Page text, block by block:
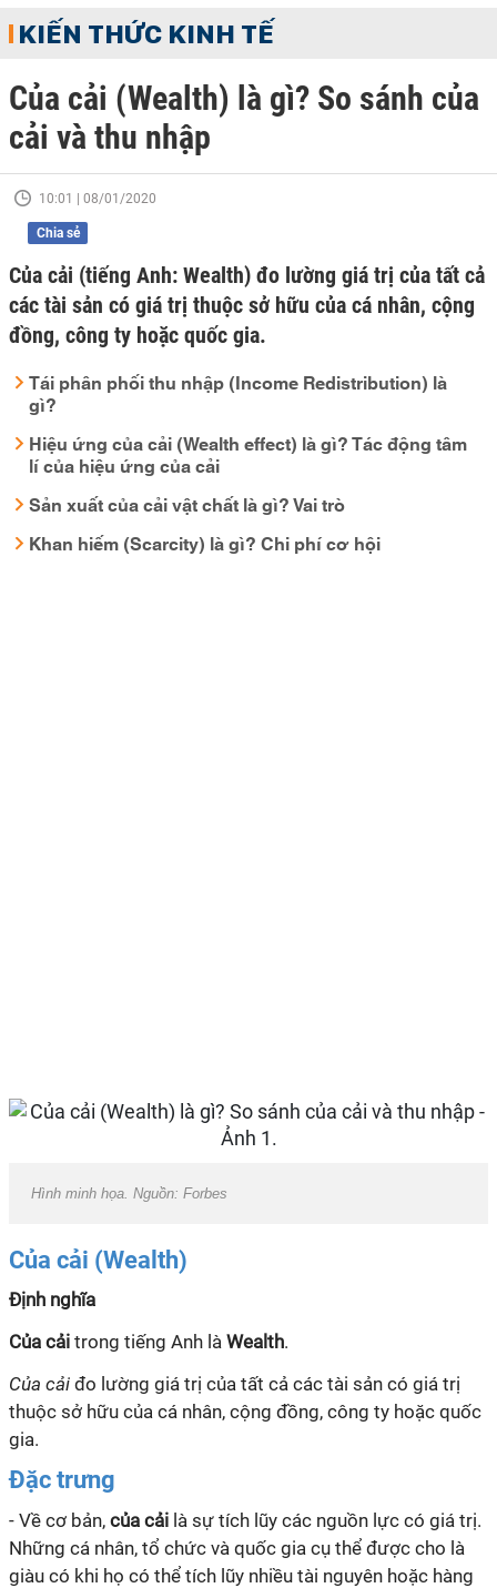
KIẾN THỨC KINH TẾ
Của cải (Wealth) là gì? So sánh của
cải và thu nhập
10:01 | 08/01/2020
Chia sẻ
Của cải (tiếng Anh: Wealth) đo lường giá trị của tất cả
các tài sản có giá trị thuộc sở hữu của cá nhân, cộng
đồng, công ty hoặc quốc gia.
Tái phân phối thu nhập (Income Redistribution) là
gì?
Hiệu ứng của cải (Wealth effect) là gì? Tác động tâm
lí của hiệu ứng của cải
Sản xuất của cải vật chất là gì? Vai trò
Khan hiếm (Scarcity) là gì? Chi phí cơ hội
Hình minh họa. Nguồn: Forbes
Của cải (Wealth)
Định nghĩa
Của cải trong tiếng Anh là Wealth.
Của cải đo lường giá trị của tất cả các tài sản có giá trị
thuộc sở hữu của cá nhân, cộng đồng, công ty hoặc quốc
gia.
Đặc trưng
- Về cơ bản, của cải là sự tích lũy các nguồn lực có giá trị.
Những cá nhân, tổ chức và quốc gia cụ thể được cho là
giàu có khi họ có thể tích lũy nhiều tài nguyên hoặc hàng